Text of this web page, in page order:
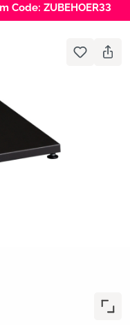
Code: ZUBEHOER33